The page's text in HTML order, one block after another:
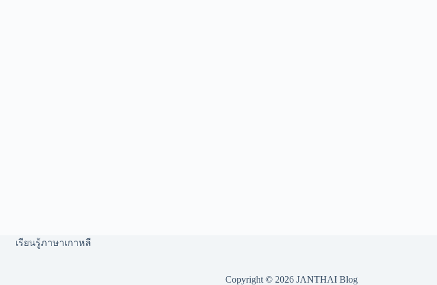
เรียนรู้ภาษาเกาหลี
Copyright © 2026 JANTHAI Blog